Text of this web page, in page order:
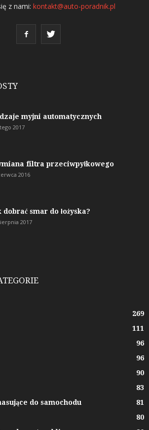
z nami: kontakt@auto-poradnik.pl
myjni automatycznych
2017
filtra przeciwpyłkowego
2016
dobrać smar do łożyska?
2017
269
111
96
96
90
83
do samochodu
81
80